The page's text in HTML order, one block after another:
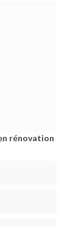
rénovation